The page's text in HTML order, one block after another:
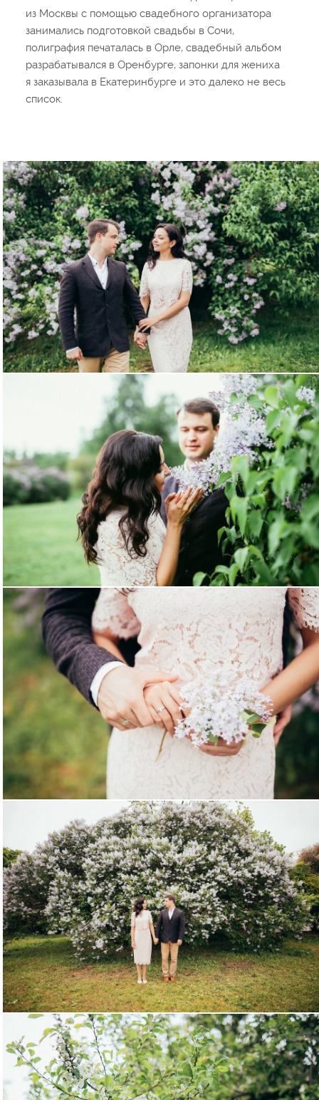
из Москвы с помощью свадебного организатора
занимались подготовкой свадьбы в Сочи,
полиграфия печаталась в Орле, свадебный альбом
разрабатывался в Оренбурге, запонки для жениха
я заказывала в Екатеринбурге и это далеко не весь
список.